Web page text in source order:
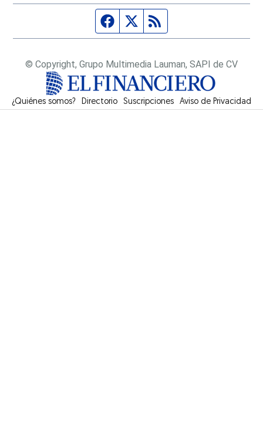
Página de Facebook
Fuente Twitter
© Copyright, Grupo Multimedia Lauman, SAPI de CV
¿Quiénes somos? Directorio Suscripciones Opens in new window
Aviso de Privacidad